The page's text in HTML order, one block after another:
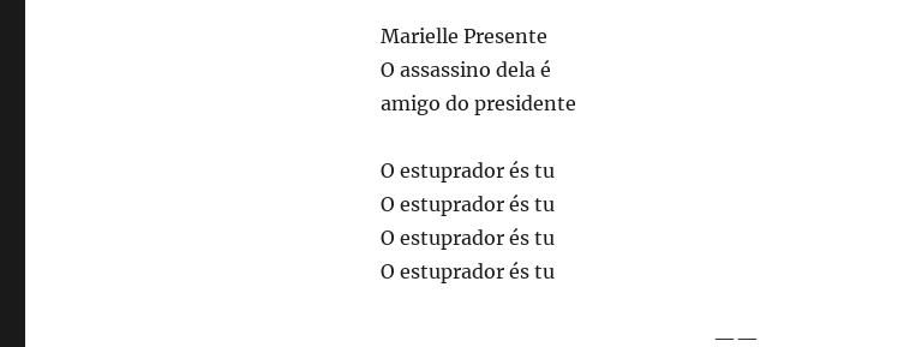
Marielle Presente
O assassino dela é
amigo do presidente
O estuprador és tu
O estuprador és tu
O estuprador és tu
O estuprador és tu
——